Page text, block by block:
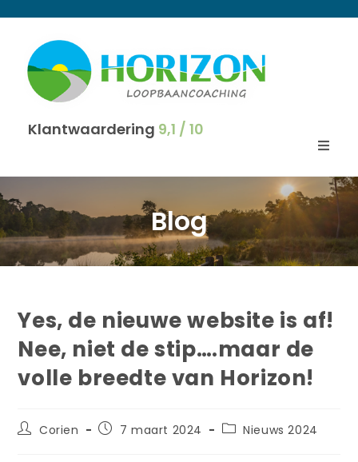
Klantwaardering 9,1 / 10
Blog
Yes, de nieuwe website is af!
Nee, niet de stip….maar de
volle breedte van Horizon!
Corien 7 maart 2024 Nieuws 2024